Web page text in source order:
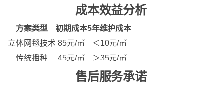
成本效益分析
方案类型 初期成本5年维护成本
立体网毯技术 85元/㎡
＜10元/㎡
传统播种
45元/㎡ ＞35元/㎡
售后服务承诺